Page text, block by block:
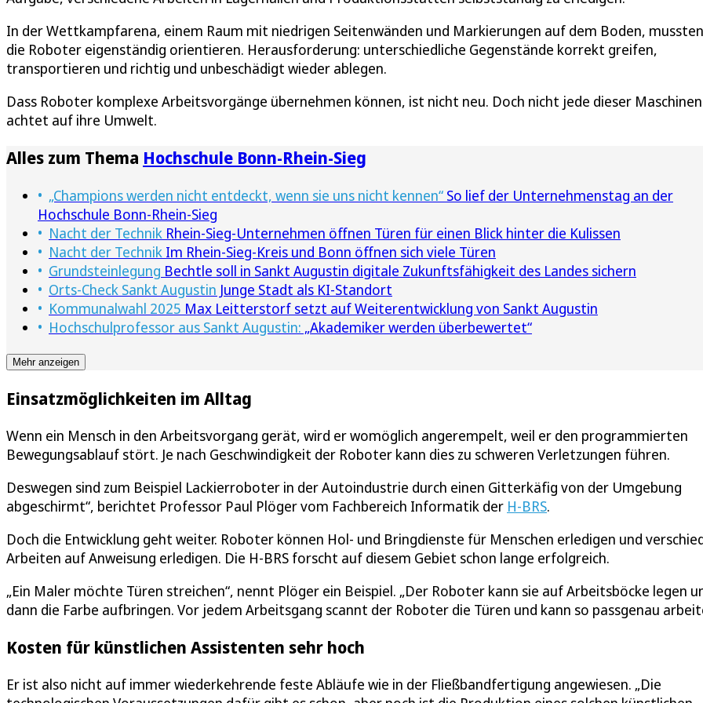
In der Wettkampfarena, einem Raum mit niedrigen Seitenwänden und Markierungen auf dem Boden,
die Roboter eigenständig orientieren. Herausforderung: unterschiedliche Gegenstände korrekt greifen,
transportieren und richtig und unbeschädigt wieder ablegen.
Dass Roboter komplexe Arbeitsvorgänge übernehmen können, ist nicht neu. Doch nicht jede dieser Maschinen
achtet auf ihre Umwelt.
Alles zum Thema Hochschule Bonn-Rhein-Sieg
„Champions werden nicht entdeckt, wenn sie uns nicht kennen“ So lief der Unternehmenstag an der
Hochschule Bonn-Rhein-Sieg
Nacht der Technik Rhein-Sieg-Unternehmen öffnen Türen für einen Blick hinter die Kulissen
Nacht der Technik Im Rhein-Sieg-Kreis und Bonn öffnen sich viele Türen
Grundsteinlegung Bechtle soll in Sankt Augustin digitale Zukunftsfähigkeit des Landes sichern
Orts-Check Sankt Augustin Junge Stadt als KI-Standort
Kommunalwahl 2025 Max Leitterstorf setzt auf Weiterentwicklung von Sankt Augustin
Hochschulprofessor aus Sankt Augustin: „Akademiker werden überbewertet“
Mehr anzeigen
Einsatzmöglichkeiten im Alltag
Wenn ein Mensch in den Arbeitsvorgang gerät, wird er womöglich angerempelt, weil er den programmierten
Bewegungsablauf stört. Je nach Geschwindigkeit der Roboter kann dies zu schweren Verletzungen führen.
Deswegen sind zum Beispiel Lackierroboter in der Autoindustrie durch einen Gitterkäfig von der Umgebung
abgeschirmt“, berichtet Professor Paul Plöger vom Fachbereich Informatik der H-BRS.
Doch die Entwicklung geht weiter. Roboter können Hol- und Bringdienste für Menschen erledigen und
Arbeiten auf Anweisung erledigen. Die H-BRS forscht auf diesem Gebiet schon lange erfolgreich.
„Ein Maler möchte Türen streichen“, nennt Plöger ein Beispiel. „Der Roboter kann sie auf Arbeitsböcke legen
dann die Farbe aufbringen. Vor jedem Arbeitsgang scannt der Roboter die Türen und kann so passgenau
Kosten für künstlichen Assistenten sehr hoch
Er ist also nicht auf immer wiederkehrende feste Abläufe wie in der Fließbandfertigung angewiesen. „Die